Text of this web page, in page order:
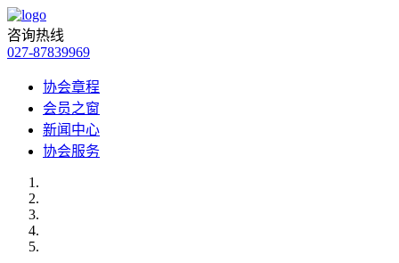
咨询热线
027-87839969
协会章程
会员之窗
新闻中心
协会服务